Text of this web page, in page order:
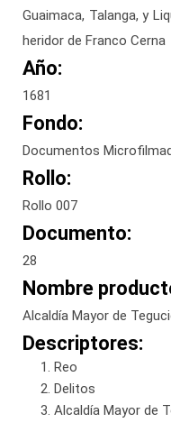
Guaimaca, Talanga, y
heridor de Franco Cerna
Año:
1681
Fondo:
Documentos
Rollo:
Rollo 007
Documento:
28
Nombre
Alcaldía Mayor de
Descriptores:
Reo
Delitos
Alcaldía Mayor de